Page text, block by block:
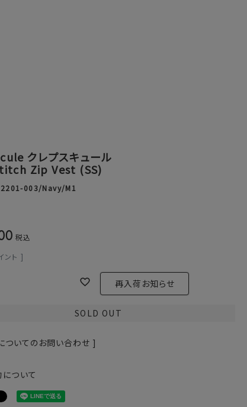
クレプスキュール
Zip Vest (SS)
2201-003/Navy/M1
税込
ント ]
再入荷お知らせ
SOLD OUT
ついてのお問い合わせ ]
ついて